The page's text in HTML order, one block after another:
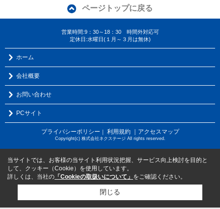
ページトップに戻る
営業時間:9：30～18：30 時間外対応可
定休日:水曜日(１月～３月は無休)
ホーム
会社概要
お問い合わせ
PCサイト
プライバシーポリシー ｜ 利用規約 ｜アクセスマップ
Copyright(c) 株式会社ネクステージ All rights reserved.
当サイトでは、お客様の当サイト利用状況把握、サービス向上検討を目的と
して、クッキー（Cookie）を使用しています。
詳しくは、当社の 「Cookieの取扱いについて」 をご確認ください。
閉じる